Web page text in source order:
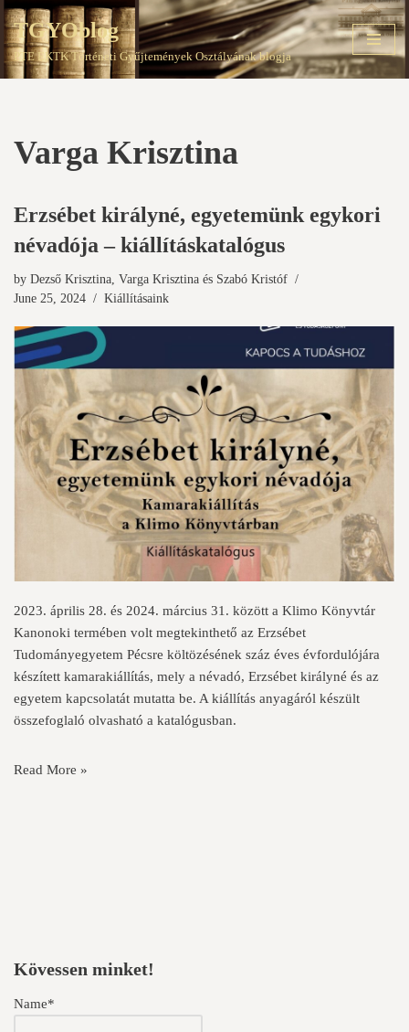
Skip
to
TGYOblog
PTE EKTK Történeti Gyűjtemények Osztályának blogja
Varga Krisztina
Erzsébet királyné, egyetemünk egykori
névadója – kiállításkatalógus
by Dezső Krisztina, Varga Krisztina és Szabó Kristóf
June 25, 2024
Kiállításaink
2023. április 28. és 2024. március 31. között a Klimo Könyvtár
Kanonoki termében volt megtekinthető az Erzsébet
Tudományegyetem Pécsre költözésének száz éves évfordulójára
készített kamarakiállítás, mely a névadó, Erzsébet királyné és az
egyetem kapcsolatát mutatta be. A kiállítás anyagáról készült
összefoglaló olvasható a katalógusban.
Read More »
Kövessen minket!
Name*